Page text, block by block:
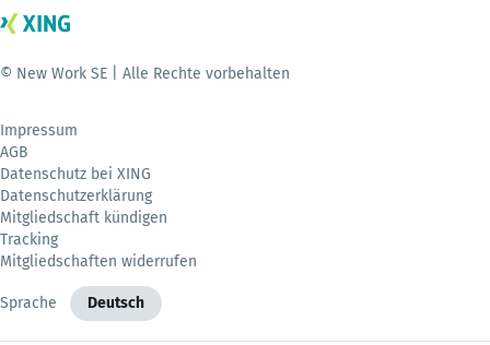
© New Work SE | Alle Rechte vorbehalten
Impressum
AGB
Datenschutz bei XING
Datenschutzerklärung
Mitgliedschaft kündigen
Tracking
Mitgliedschaften widerrufen
Sprache Deutsch